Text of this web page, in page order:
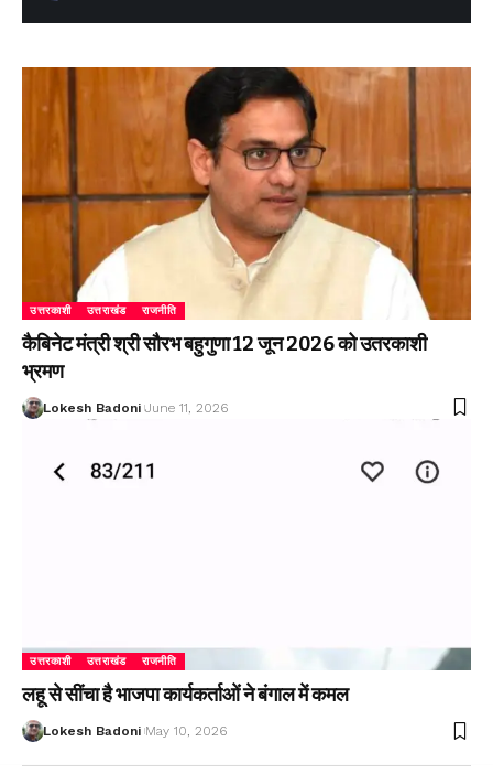
उत्तरकाशी उत्तराखंड राजनीति
कैबिनेट मंत्री श्री सौरभ बहुगुणा 12 जून 2026 को उतरकाशी
भ्रमण
Lokesh Badoni June 11, 2026
उत्तरकाशी उत्तराखंड राजनीति
लहू से सींचा है भाजपा कार्यकर्ताओं ने बंगाल में कमल
Lokesh Badoni May 10, 2026